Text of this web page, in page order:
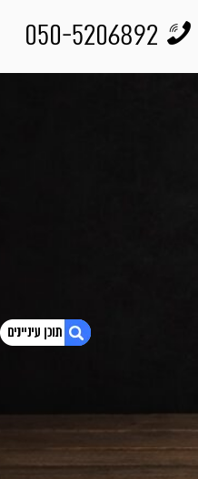
050-5206892